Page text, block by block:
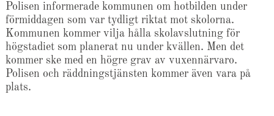
Polisen informerade kommunen om hotbilden under
förmiddagen som var tydligt riktat mot skolorna.
Kommunen kommer vilja hålla skolavslutning för
högstadiet som planerat nu under kvällen. Men det
kommer ske med en högre grav av vuxennärvaro.
Polisen och räddningstjänsten kommer även vara på
plats.